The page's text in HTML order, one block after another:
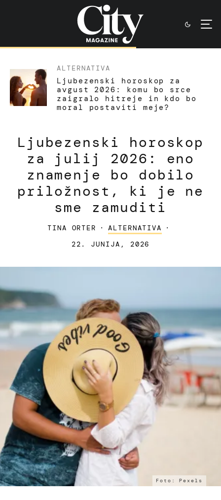
ALTERNATIVA
Ljubezenski horoskop za
avgust 2026: komu bo srce
zaigralo hitreje in kdo bo
moral postaviti meje?
Ljubezenski horoskop
za julij 2026: eno
znamenje bo dobilo
priložnost, ki je ne
sme zamuditi
TINA ORTER · ALTERNATIVA
·
22. JUNIJA, 2026
Foto: Pexels